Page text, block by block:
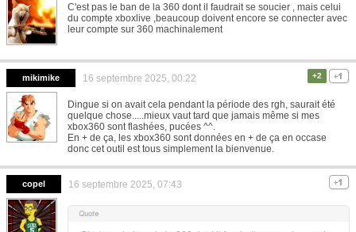
C'est pas le ban de la 360 dont il faudrait se soucier , mais celui
du compte xboxlive ,beaucoup doivent encore se connecter avec
leur compte sur 360 machinalement
mikimike 16 septembre 2025, 00:22 +2
Dingue si on avait cela pendant la période des rgh, saurait été
quelque chose.....mieux vaut tard que jamais même si mes
xbox360 sont flashées, pucées ^^.
En + de ça, les xbox360 sont données en + de ça en occase
donc cet outil est tous simplement la bienvenue.
copel 16 septembre 2025, 07:43